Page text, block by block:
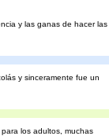
y las ganas de hacer las
y sinceramente fue un
los adultos, muchas